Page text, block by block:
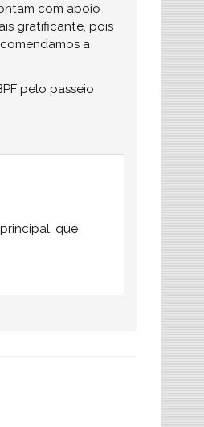
com apoio
gratificante, pois
a
pelo passeio
que